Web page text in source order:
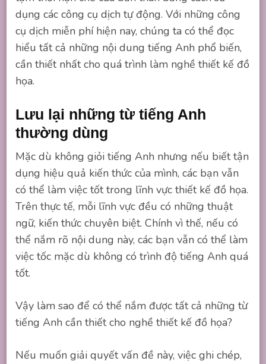
dụng các công cụ dịch tự động. Với những công
cụ dịch miễn phí hiện nay, chúng ta có thể đọc
hiểu tất cả những nội dung tiếng Anh phổ biến,
cần thiết nhất cho quá trình làm nghề thiết kế đồ
họa.
Lưu lại những từ tiếng Anh
thường dùng
Mặc dù không giỏi tiếng Anh nhưng nếu biết tận
dụng hiệu quả kiến thức của mình, các bạn vẫn
có thể làm việc tốt trong lĩnh vực thiết kế đồ họa.
Trên thực tế, mỗi lĩnh vực đều có những thuật
ngữ, kiến thức chuyên biệt. Chính vì thế, nếu có
thể nắm rõ nội dung này, các bạn vẫn có thể làm
việc tốc mặc dù không có trình độ tiếng Anh quá
tốt.
Vậy làm sao để có thể nắm được tất cả những từ
tiếng Anh cần thiết cho nghề thiết kế đồ họa?
Nếu muốn giải quyết vấn đề này, việc ghi chép,